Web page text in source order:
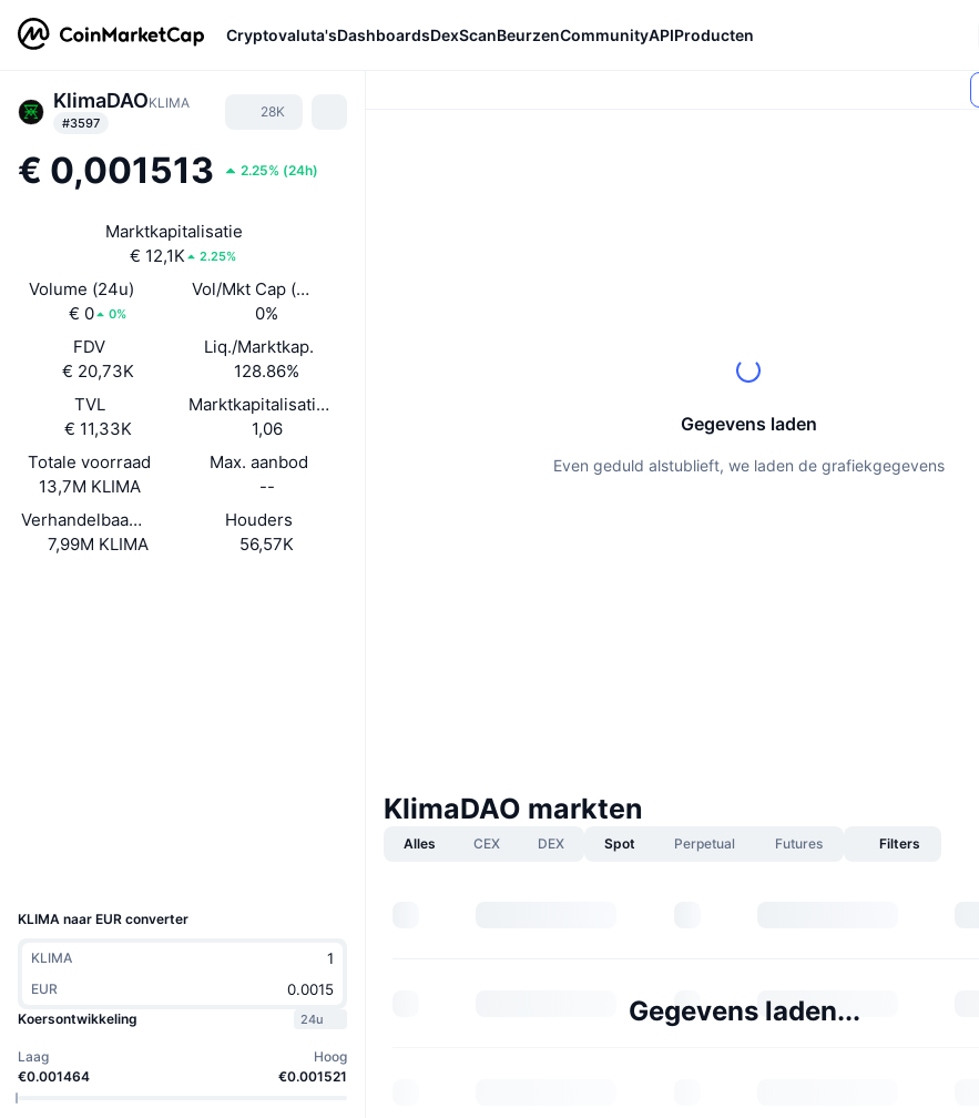
Cryptovaluta'sDashboardsDexScanBeurzenCommunityAPIProducten
KlimaDAOKLIMA
#3597
28K
€ 0,001513 2.25% (24h)
Marktkapitalisatie
€ 12,1K
2.25%
Volume (24u)
€ 0
0%
Vol/Mkt Cap (24u)
0%
FDV
€ 20,73K
Liq./Marktkap.
128.86%
TVL
€ 11,33K
Marktkapitalisatie/TVL
1,06
Totale voorraad
13,7M KLIMA
Max. aanbod
--
Verhandelbaar aanbod
7,99M KLIMA
Houders
56,57K
KLIMA naar EUR converter
KLIMA
EUR
Koersontwikkeling
24u
Laag
€0.001464
Hoog
€0.001521
Gegevens laden
Even geduld alstublieft, we laden de grafiekgegevens
KlimaDAO markten
Alles CEX DEX Spot Perpetual Futures Filters
Gegevens laden...